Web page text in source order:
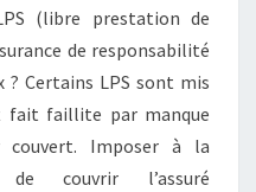
(libre prestation de
de responsabilité
? Certains LPS sont mis
fait faillite par manque
couvert. Imposer à la
de couvrir l’assuré